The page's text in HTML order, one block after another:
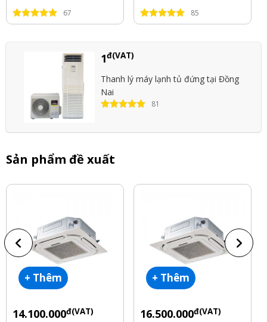
67 85
1đ(VAT)
Thanh lý máy lạnh tủ đứng tại Đồng
Nai
81
Sản phẩm đề xuất
+ Thêm
14.100.000đ(VAT)
+ Thêm
16.500.000đ(VAT)